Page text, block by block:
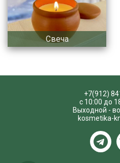
Свеча
+7(912)
с 10:00 до
Выходной -
kosmetika-